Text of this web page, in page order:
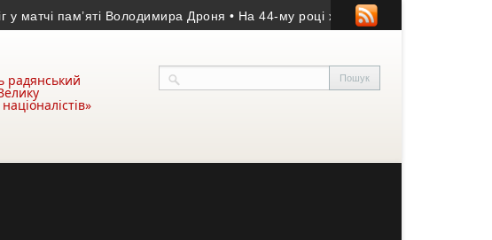
пам’яті Володимира Дроня • На 44-му році життя помер учасник АТО з
радянський